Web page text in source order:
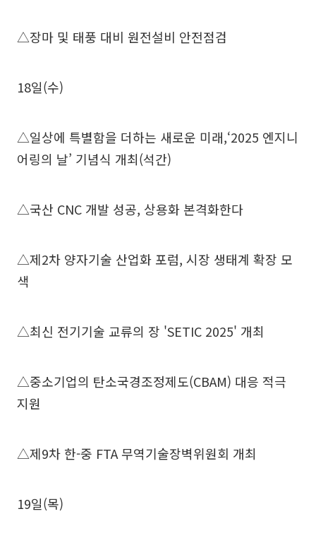
△장마 및 태풍 대비 원전설비 안전점검
18일(수)
△일상에 특별함을 더하는 새로운 미래,‘2025 엔지니
어링의 날’ 기념식 개최(석간)
△국산 CNC 개발 성공, 상용화 본격화한다
△제2차 양자기술 산업화 포럼, 시장 생태계 확장 모
색
△최신 전기기술 교류의 장 'SETIC 2025' 개최
△중소기업의 탄소국경조정제도(CBAM) 대응 적극
지원
△제9차 한-중 FTA 무역기술장벽위원회 개최
19일(목)